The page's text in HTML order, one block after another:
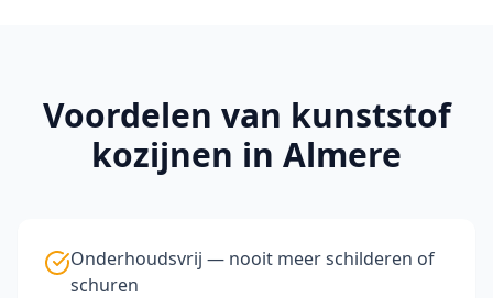
Voordelen van kunststof
kozijnen in Almere
Onderhoudsvrij — nooit meer schilderen of
schuren